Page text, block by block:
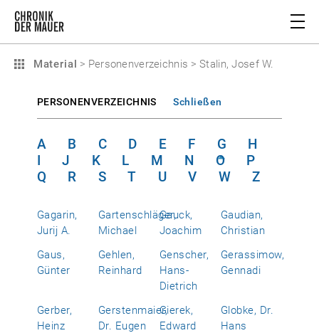
Material > Personenverzeichnis > Stalin, Josef W.
PERSONENVERZEICHNIS Schließen
A B C D E F G
H
I
J K L M N O
P
Q
R S T U V W Z
Gagarin,
Jurij A.
Gartenschläger,
Michael
Gauck,
Joachim
Gaudian,
Christian
Gaus,
Günter
Gehlen,
Reinhard
Genscher,
Hans-
Dietrich
Gerassimow,
Gennadi
Gerber,
Heinz
Gerstenmaier,
Dr. Eugen
Gierek,
Edward
Globke, Dr.
Hans